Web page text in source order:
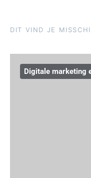
DIT VIND JE
Digitale marketing